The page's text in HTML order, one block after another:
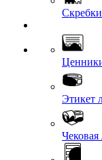
Этикет
Чековая